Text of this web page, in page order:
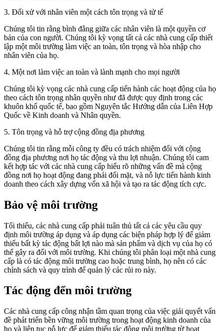
3. Đối xử với nhân viên một cách tôn trọng và tử tế
Chúng tôi tin rằng bình đẳng giữa các nhân viên là một quyền cơ
bản của con người. Chúng tôi kỳ vọng tất cả các nhà cung cấp thiết
lập một môi trường làm việc an toàn, tôn trọng và hòa nhập cho
nhân viên của họ.
4. Một nơi làm việc an toàn và lành mạnh cho mọi người
Chúng tôi kỳ vọng các nhà cung cấp tiến hành các hoạt động của họ
theo cách tôn trọng nhân quyền như đã được quy định trong các
khuôn khổ quốc tế, bao gồm Nguyên tắc Hướng dẫn của Liên Hợp
Quốc về Kinh doanh và Nhân quyền.
5. Tôn trọng và hỗ trợ cộng đồng địa phương
Chúng tôi tin rằng mỗi công ty đều có trách nhiệm đối với cộng
đồng địa phương nơi họ tác động và thu lợi nhuận. Chúng tôi cam
kết hợp tác với các nhà cung cấp hiểu rõ những vấn đề mà cộng
đồng nơi họ hoạt động đang phải đối mặt, và nỗ lực tiến hành kinh
doanh theo cách xây dựng vốn xã hội và tạo ra tác động tích cực.
Bảo vệ môi trường
Tối thiểu, các nhà cung cấp phải tuân thủ tất cả các yêu cầu quy
định môi trường áp dụng và áp dụng các biện pháp hợp lý để giảm
thiểu bất kỳ tác động bất lợi nào mà sản phẩm và dịch vụ của họ có
thể gây ra đối với môi trường. Khi chúng tôi phân loại một nhà cung
cấp là có tác động môi trường cao hoặc trung bình, họ nên có các
chính sách và quy trình để quản lý các rủi ro này.
Tác động đến môi trường
Các nhà cung cấp công nhận tầm quan trọng của việc giải quyết vấn
đề phát triển bền vững môi trường trong hoạt động kinh doanh của
họ và liên tục nỗ lực để giảm thiểu tác động môi trường từ hoạt